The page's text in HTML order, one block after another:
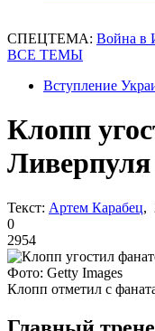
СПЕЦТЕМА: Война в
ВСЕ ТЕМЫ
Вступление
Клопп
Текст: Артем Карабец,
0
2954
Фото: Getty Images
Клопп отметил с